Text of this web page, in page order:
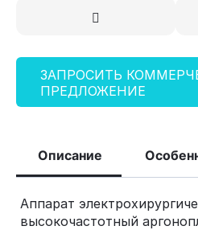
ЗАПРОСИТЬ
ПРЕДЛОЖЕНИЕ
Описание
Аппарат
высокочастотный